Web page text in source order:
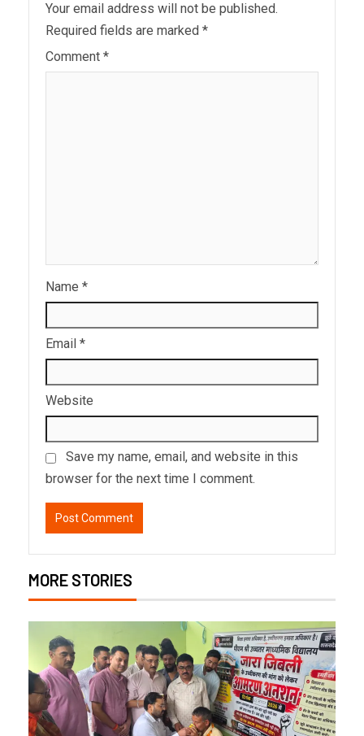
Your email address will not be published.
Required fields are marked *
Comment *
Name *
Email *
Website
Save my name, email, and website in this
browser for the next time I comment.
MORE STORIES